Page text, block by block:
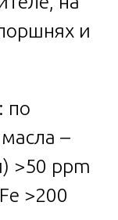
и
по
–
>50 ppm
>200